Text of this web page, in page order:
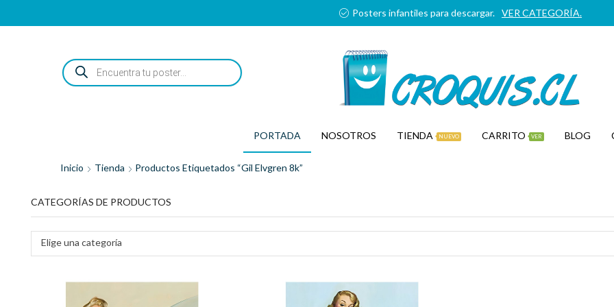
Posters infantiles para descargar. VER CATEGORÍA.
ENCUENTRA
TU
POSTER...
PORTADA NOSOTROS TIENDA NUEVO CARRITO VER BLOG
Inicio Tienda Productos Etiquetados “Gil Elvgren 8k”
CATEGORÍAS DE PRODUCTOS
Elige una categoría